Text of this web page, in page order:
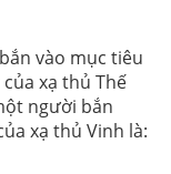
vào mục tiêu
xạ thủ Thế
người bắn
xạ thủ Vinh là: